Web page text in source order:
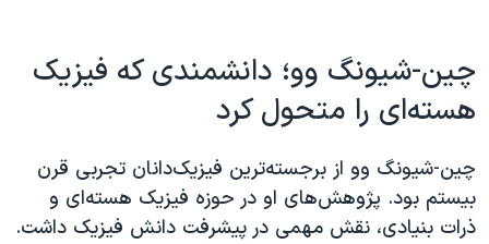
چین-شیونگ وو؛ دانشمندی که فیزیک
هسته‌ای را متحول کرد
چین-شیونگ وو از برجسته‌ترین فیزیک‌دانان تجربی قرن
بیستم بود. پژوهش‌های او در حوزه فیزیک هسته‌ای و
ذرات بنیادی، نقش مهمی در پیشرفت دانش فیزیک داشت.